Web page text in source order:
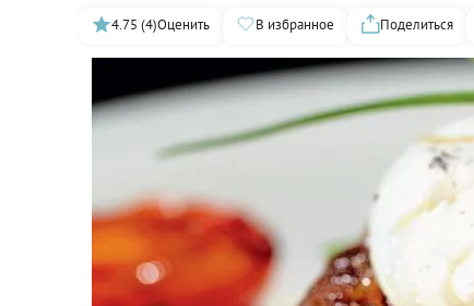
4.75 (4)Оценить В избранное Поделиться